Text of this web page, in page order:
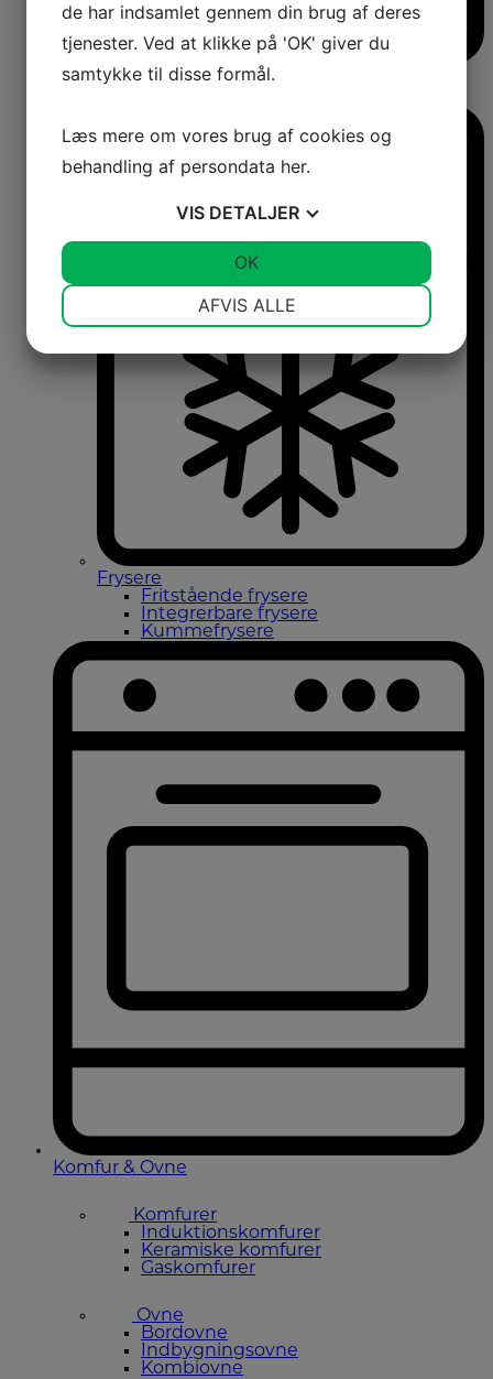
Vinkøleskabe
Frysere
Fritstående frysere
Integrerbare frysere
Kummefrysere
Komfur & Ovne
Komfurer
Induktionskomfurer
Keramiske komfurer
Gaskomfurer
Ovne
Bordovne
Indbygningsovne
Kombiovne
de har indsamlet gennem din brug af deres
tjenester. Ved at klikke på 'OK' giver du
samtykke til disse formål.
Læs mere om vores brug af cookies og
behandling af persondata her.
VIS DETALJER
MARKETING STATISTIK
AFVIS ALLE
OK